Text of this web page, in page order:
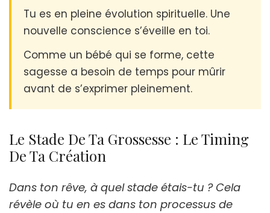
Tu es en pleine évolution spirituelle. Une
nouvelle conscience s’éveille en toi.
Comme un bébé qui se forme, cette
sagesse a besoin de temps pour mûrir
avant de s’exprimer pleinement.
Le Stade De Ta Grossesse : Le Timing
De Ta Création
Dans ton rêve, à quel stade étais-tu ? Cela
révèle où tu en es dans ton processus de